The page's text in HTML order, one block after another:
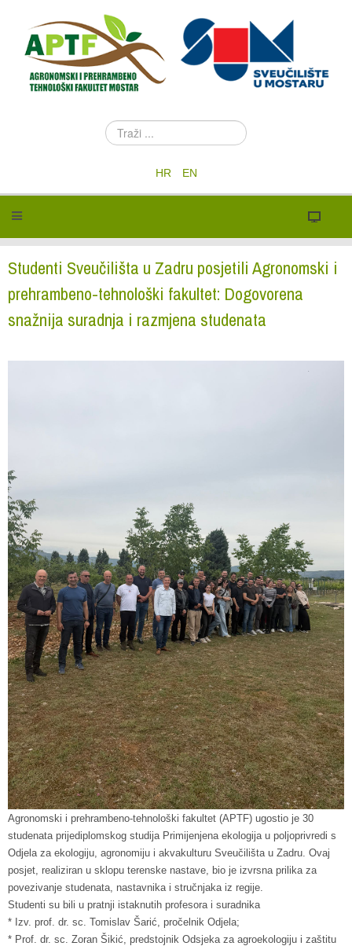
T
r
i
.
HR EN
Studenti Sveučilišta u Zadru posjetili Agronomski i
prehrambeno-tehnološki fakultet: Dogovorena
snažnija suradnja i razmjena studenata
Agronomski i prehrambeno-tehnološki fakultet (APTF) ugostio je 30
studenata prijediplomskog studija Primijenjena ekologija u poljoprivredi s
Odjela za ekologiju, agronomiju i akvakulturu Sveučilišta u Zadru. Ovaj
posjet, realiziran u sklopu terenske nastave, bio je izvrsna prilika za
povezivanje studenata, nastavnika i stručnjaka iz regije.
Studenti su bili u pratnji istaknutih profesora i suradnika
* Izv. prof. dr. sc. Tomislav Šarić, pročelnik Odjela;
* Prof. dr. sc. Zoran Šikić, predstojnik Odsjeka za agroekologiju i zaštitu